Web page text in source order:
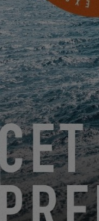
DU 22 JUIN 2026
GO SAILING
EXCESS 11-